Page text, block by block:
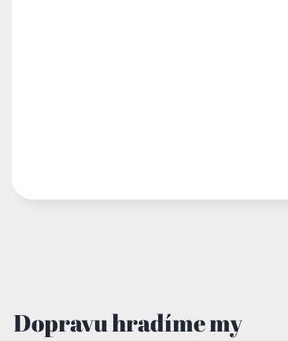
Dopravu hradíme my